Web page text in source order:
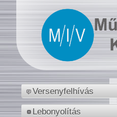
Versenyfelhívás
Lebonyolítás